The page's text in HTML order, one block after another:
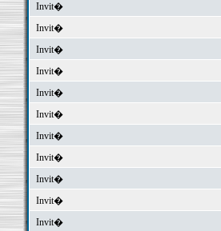
Invit�
Invit�
Invit�
Invit�
Invit�
Invit�
Invit�
Invit�
Invit�
Invit�
Invit�